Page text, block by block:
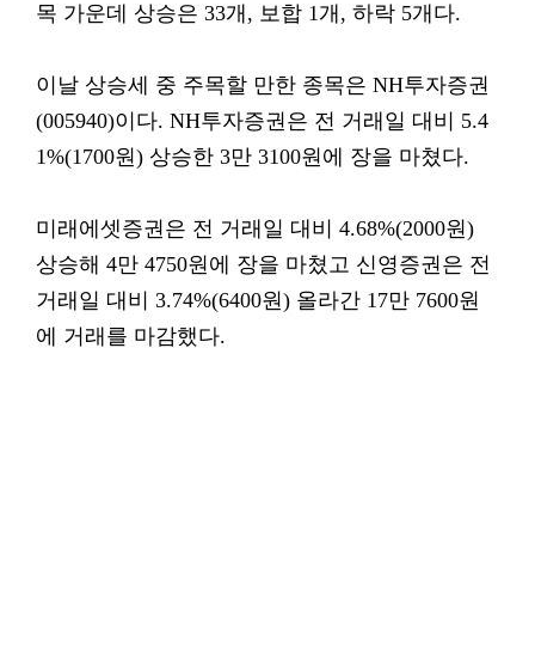
목 가운데 상승은 33개, 보합 1개, 하락 5개다.
이날 상승세 중 주목할 만한 종목은 NH투자증권
(005940)이다. NH투자증권은 전 거래일 대비 5.4
1%(1700원) 상승한 3만 3100원에 장을 마쳤다.
미래에셋증권은 전 거래일 대비 4.68%(2000원)
상승해 4만 4750원에 장을 마쳤고 신영증권은 전
거래일 대비 3.74%(6400원) 올라간 17만 7600원
에 거래를 마감했다.